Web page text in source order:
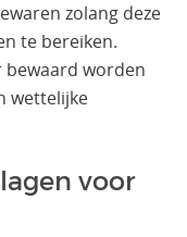
zolang deze
te bereiken.
bewaard worden
wettelijke
voor